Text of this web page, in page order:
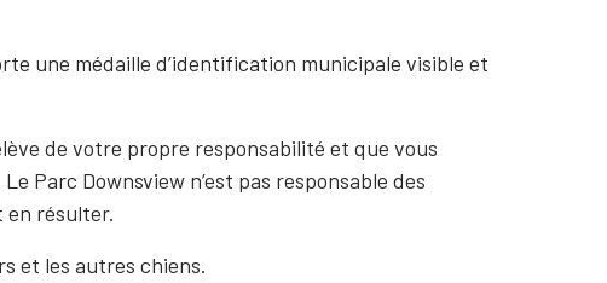
une médaille d’identification municipale visible et
de votre propre responsabilité et que vous
Parc Downsview n’est pas responsable des
en résulter.
et les autres chiens.